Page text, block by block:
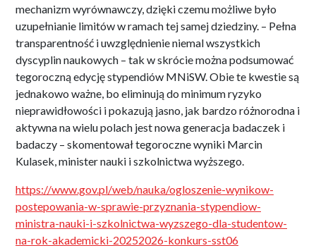
mechanizm wyrównawczy, dzięki czemu możliwe było
uzupełnianie limitów w ramach tej samej dziedziny. – Pełna
transparentność i uwzględnienie niemal wszystkich
dyscyplin naukowych – tak w skrócie można podsumować
tegoroczną edycję stypendiów MNiSW. Obie te kwestie są
jednakowo ważne, bo eliminują do minimum ryzyko
nieprawidłowości i pokazują jasno, jak bardzo różnorodna i
aktywna na wielu polach jest nowa generacja badaczek i
badaczy – skomentował tegoroczne wyniki Marcin
Kulasek, minister nauki i szkolnictwa wyższego.
https://www.gov.pl/web/nauka/ogloszenie-wynikow-
postepowania-w-sprawie-przyznania-stypendiow-
ministra-nauki-i-szkolnictwa-wyzszego-dla-studentow-
na-rok-akademicki-20252026-konkurs-sst06